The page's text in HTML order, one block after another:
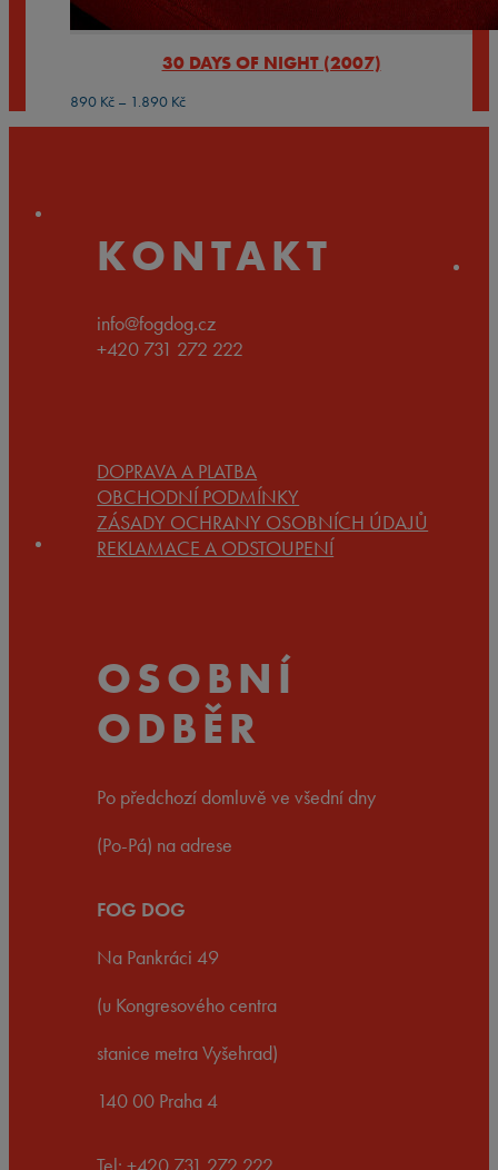
30 DAYS OF NIGHT (2007)
890 Kč – 1.890 KčRozpětí
KONTAKT
info@fogdog.cz
+420 731 272 222
DOPRAVA A PLATBA
OBCHODNÍ PODMÍNKY
ZÁSADY OCHRANY OSOBNÍCH ÚDAJŮ
REKLAMACE A ODSTOUPENÍ
OSOBNÍ
ODBĚR
Po předchozí domluvě ve všední dny
(Po-Pá) na adrese
FOG DOG
Na Pankráci 49
(u Kongresového centra
stanice metra Vyšehrad)
140 00 Praha 4
Tel: +420 731 272 222